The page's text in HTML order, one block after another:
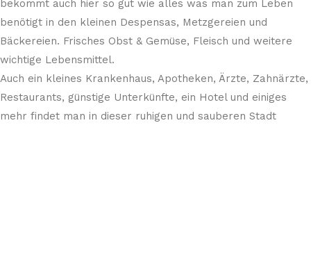
bekommt auch hier so gut wie alles was man zum Leben
benötigt in den kleinen Despensas, Metzgereien und
Bäckereien. Frisches Obst & Gemüse, Fleisch und weitere
wichtige Lebensmittel.
Auch ein kleines Krankenhaus, Apotheken, Ärzte, Zahnärzte,
Restaurants, günstige Unterkünfte, ein Hotel und einiges
mehr findet man in dieser ruhigen und sauberen Stadt